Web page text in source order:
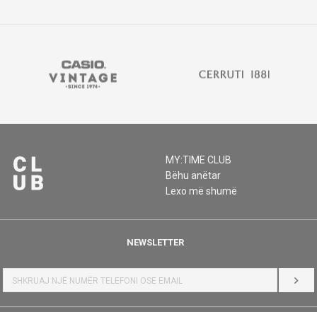
MY:TIME CLUB
Bëhu anëtar
Lexo më shumë
NEWSLETTER
HYR